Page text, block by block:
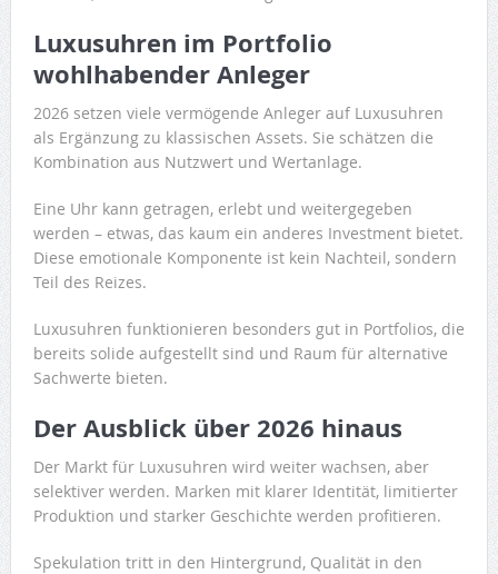
Luxusuhren im Portfolio
wohlhabender Anleger
2026 setzen viele vermögende Anleger auf Luxusuhren
als Ergänzung zu klassischen Assets. Sie schätzen die
Kombination aus Nutzwert und Wertanlage.
Eine Uhr kann getragen, erlebt und weitergegeben
werden – etwas, das kaum ein anderes Investment bietet.
Diese emotionale Komponente ist kein Nachteil, sondern
Teil des Reizes.
Luxusuhren funktionieren besonders gut in Portfolios, die
bereits solide aufgestellt sind und Raum für alternative
Sachwerte bieten.
Der Ausblick über 2026 hinaus
Der Markt für Luxusuhren wird weiter wachsen, aber
selektiver werden. Marken mit klarer Identität, limitierter
Produktion und starker Geschichte werden profitieren.
Spekulation tritt in den Hintergrund, Qualität in den